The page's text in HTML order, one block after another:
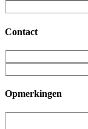
Contact
Opmerkingen